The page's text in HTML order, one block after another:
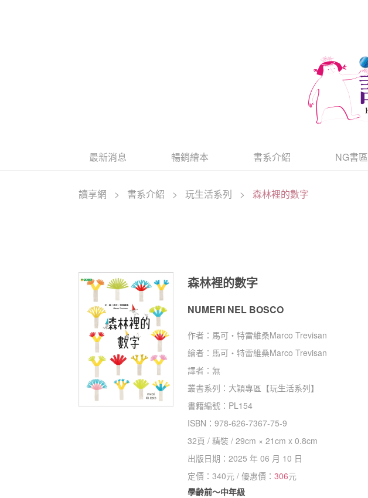
最新消息 暢銷繪本 書系介紹 NG書區
讀享網 > 書系介紹 > 玩生活系列 > 森林裡的數字
森林裡的數字
NUMERI NEL BOSCO
作者： 馬可‧特雷維桑Marco Trevisan
繪者： 馬可‧特雷維桑Marco Trevisan
譯者： 無
叢書系列： 大穎專區 【玩生活系列】
書籍編號： PL154
ISBN：978-626-7367-75-9
32頁 /精裝 /29cm × 21cm x 0.8cm
出版日期：2025 年 06 月 10 日
定價：340元 / 優惠價：306元
學齡前～中年級